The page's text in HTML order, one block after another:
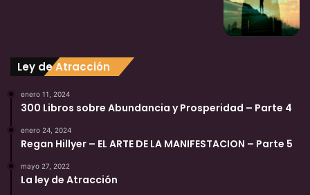
Ley de Atracción
enero 11, 2024
300 Libros sobre Abundancia y Prosperidad – Parte 4
enero 24, 2024
Regan Hillyer – EL ARTE DE LA MANIFESTACION – Parte 5
mayo 27, 2022
La ley de Atracción